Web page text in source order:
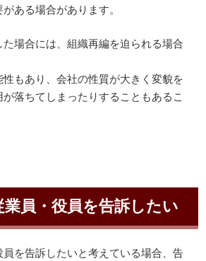
ある場合があります。
場合には、組織再編を迫られる場合
もあり、会社の性質が大きく変貌を
落ちてしまったりすることもあるこ
員・役員を告訴したい
を告訴したいと考えている場合、告